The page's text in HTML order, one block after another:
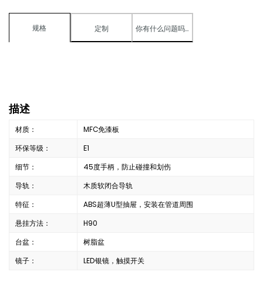
规格 定制 你有什么问题吗？
描述
材质：
MFC免漆板
环保等级：
E1
细节：
45度手柄，防止碰撞和划伤
导轨：
木质软闭合导轨
特征：
ABS超薄U型抽屉，安装在管道周围
悬挂方法：
H90
台盆：
树脂盆
镜子：
LED银镜，触摸开关